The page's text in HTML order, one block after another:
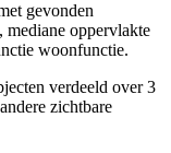
gevonden
oppervlakte
woonfunctie.
verdeeld over 3
zichtbare